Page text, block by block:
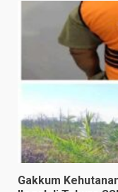
Gakkum